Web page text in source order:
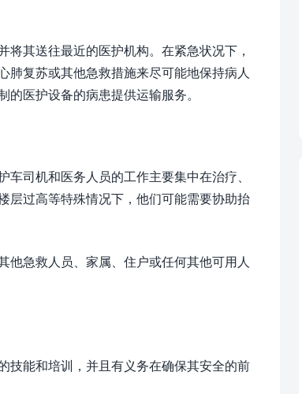
其送往最近的医护机构。在紧急状况下，
肺复苏或其他急救措施来尽可能地保持病人
医护设备的病患提供运输服务。
司机和医务人员的工作主要集中在治疗、
层过高等特殊情况下，他们可能需要协助抬
他急救人员、家属、住户或任何其他可用人
技能和培训，并且有义务在确保其安全的前